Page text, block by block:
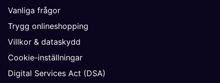
Vanliga frågor
Trygg onlineshopping
Villkor & dataskydd
Cookie-inställningar
Digital Services Act (DSA)